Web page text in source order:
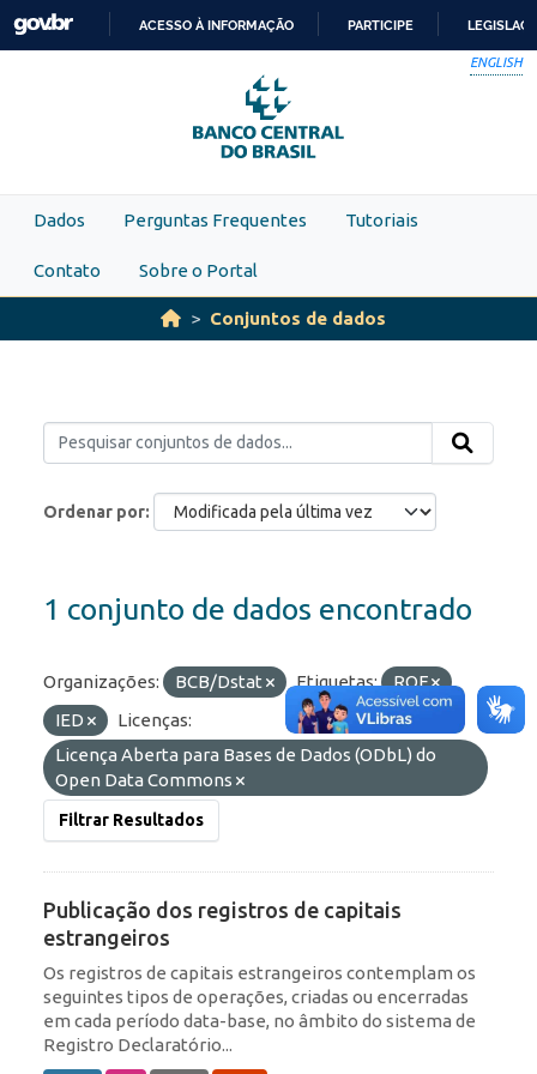
Skip to main content
PARA
O
CONTEÚDO
ACESSO À INFORMAÇÃO PARTICIPE
ENGLISH
Dados Perguntas Frequentes Tutoriais
Contato Sobre o Portal
Conjuntos de dados
Ordenar por
1 conjunto de dados encontrado
Organizações: BCB/Dstat Etiquetas:
ROF
IED
Licenças:
Licença Aberta para Bases de Dados (ODbL) do
Open Data Commons
Filtrar Resultados
Publicação dos registros de capitais
estrangeiros
Os registros de capitais estrangeiros contemplam os
seguintes tipos de operações, criadas ou encerradas
em cada período data-base, no âmbito do sistema de
Registro Declaratório...